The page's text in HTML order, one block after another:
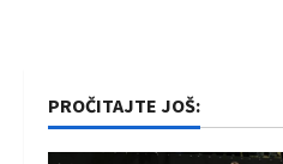
PROČITAJTE JOŠ: